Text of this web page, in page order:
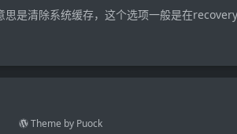
是清除系统缓存，这个选项一般是在
Theme by Puock